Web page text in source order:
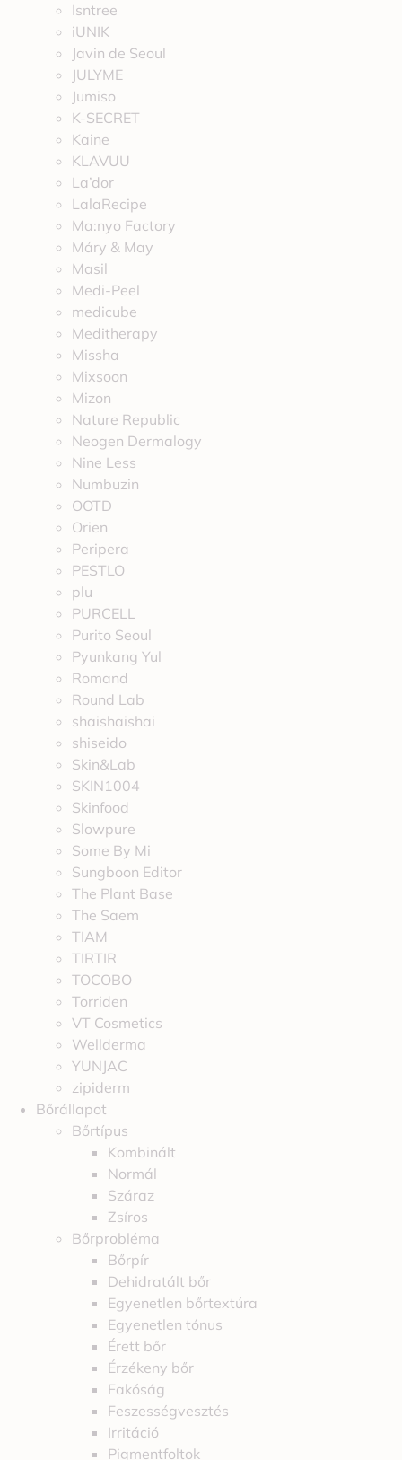
Isntree
iUNIK
Javin de Seoul
JULYME
Jumiso
K-SECRET
Kaine
KLAVUU
La’dor
LalaRecipe
Ma:nyo Factory
Máry & May
Masil
Medi-Peel
medicube
Meditherapy
Missha
Mixsoon
Mizon
Nature Republic
Neogen Dermalogy
Nine Less
Numbuzin
OOTD
Orien
Peripera
PESTLO
plu
PURCELL
Purito Seoul
Pyunkang Yul
Romand
Round Lab
shaishaishai
shiseido
Skin&Lab
SKIN1004
Skinfood
Slowpure
Some By Mi
Sungboon Editor
The Plant Base
The Saem
TIAM
TIRTIR
TOCOBO
Torriden
VT Cosmetics
Wellderma
YUNJAC
zipiderm
Bőrállapot
Bőrtípus
Kombinált
Normál
Száraz
Zsíros
Bőrprobléma
Bőrpír
Dehidratált bőr
Egyenetlen bőrtextúra
Egyenetlen tónus
Érett bőr
Érzékeny bőr
Fakóság
Feszességvesztés
Irritáció
Pigmentfoltok